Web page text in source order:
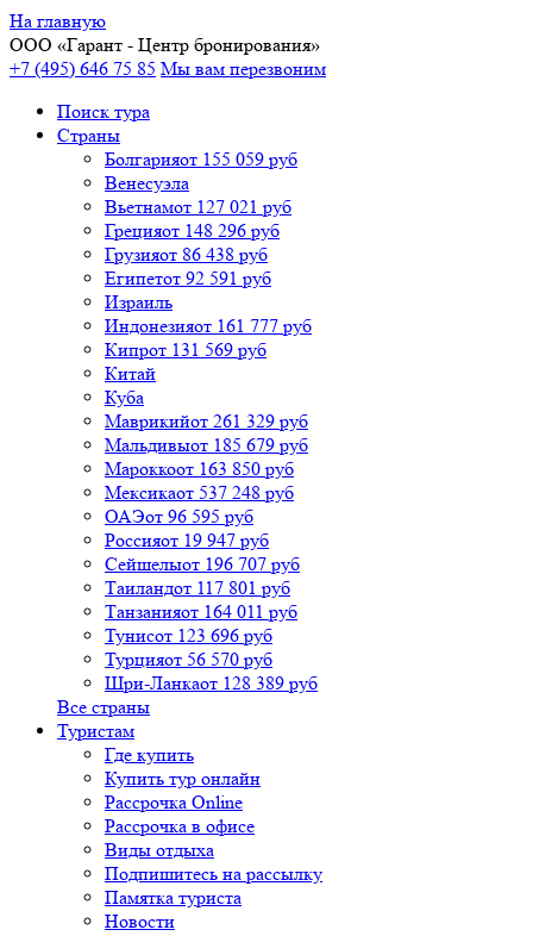
На главную
ООО «Гарант - Центр бронирования»
+7 (495) 646 75 85 Мы вам перезвоним
Поиск тура
Cтраны
Болгарияот 155 059 руб
Венесуэла
Вьетнамот 127 021 руб
Грецияот 148 296 руб
Грузияот 86 438 руб
Египетот 92 591 руб
Израиль
Индонезияот 161 777 руб
Кипрот 131 569 руб
Китай
Куба
Маврикийот 261 329 руб
Мальдивыот 185 679 руб
Мароккоот 163 850 руб
Мексикаот 537 248 руб
ОАЭот 96 595 руб
Россияот 19 947 руб
Сейшелыот 196 707 руб
Таиландот 117 801 руб
Танзанияот 164 011 руб
Тунисот 123 696 руб
Турцияот 56 570 руб
Шри-Ланкаот 128 389 руб
Все страны
Туристам
Где купить
Купить тур онлайн
Рассрочка Online
Рассрочка в офисе
Виды отдыха
Подпишитесь на рассылку
Памятка туриста
Новости